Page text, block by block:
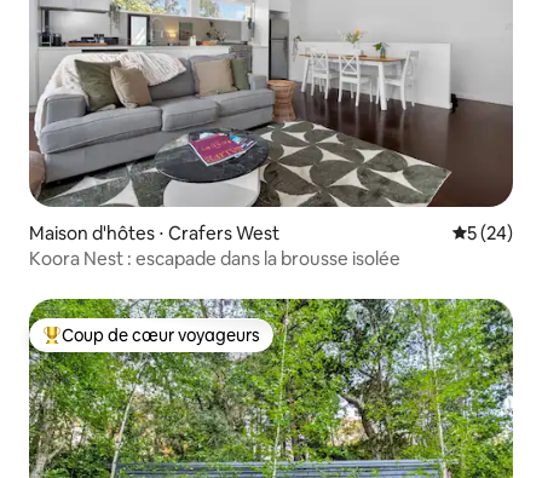
Maison d'hôtes ⋅ Crafers West
5 (24)
Koora Nest : escapade dans la brousse isolée
Coups de cœur voyageurs les plus appréciés
Coup de cœur voyageurs